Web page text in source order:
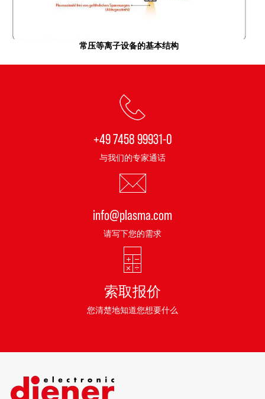
常压等离子设备的基本结构
+49 7458 99931-0
与我们的专家通话
info@plasma.com
请写下您的需求
索取报价
您清楚地知道您想要什么